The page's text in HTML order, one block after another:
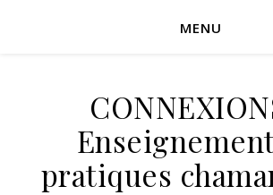
MENU
pratiques